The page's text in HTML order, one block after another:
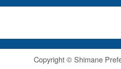
Copyright © Shimane